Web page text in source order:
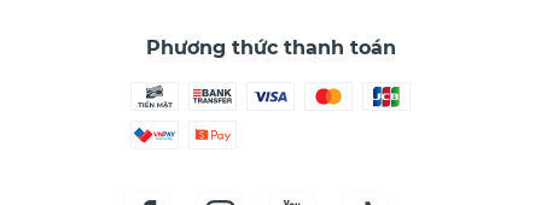
Phương thức thanh toán